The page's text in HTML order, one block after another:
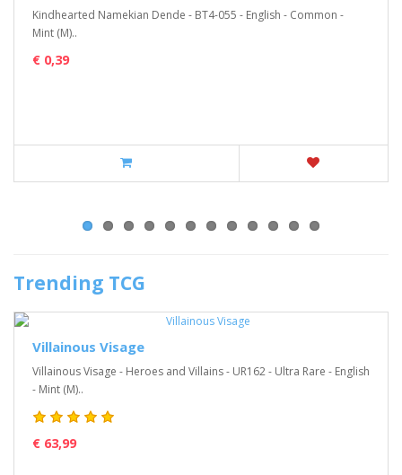
Kindhearted Namekian Dende - BT4-055 - English - Common -
Mint (M)..
€ 0,39
Trending TCG
Villainous Visage
Villainous Visage - Heroes and Villains - UR162 - Ultra Rare - English
- Mint (M)..
€ 63,99